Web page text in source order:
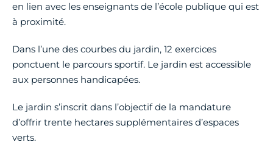
en lien avec les enseignants de l’école publique qui est
à proximité.
Dans l’une des courbes du jardin, 12 exercices
ponctuent le parcours sportif. Le jardin est accessible
aux personnes handicapées.
Le jardin s’inscrit dans l’objectif de la mandature
d’offrir trente hectares supplémentaires d’espaces
verts.